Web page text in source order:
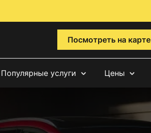
Посмотреть на карте
Популярные услуги Цены